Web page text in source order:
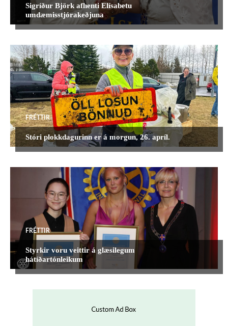
Sigríður Björk afhenti Elísabetu
umdæmisstjórakeðjuna
FRÉTTIR
Stóri plokkdagurinn er á morgun, 26. apríl.
FRÉTTIR
Styrkir voru veittir á glæsilegum
hátíðartónleikum